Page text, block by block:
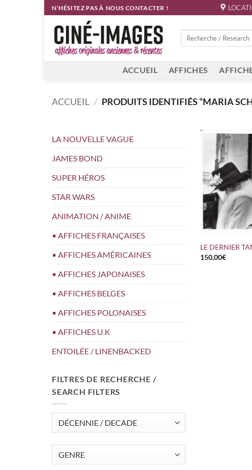
Passer
au
contenu
N'HÉSITEZ PAS À NOUS CONTACTER !
Recherche
ACCUEIL AFFICHES
ACCUEIL / PRODUITS IDENTIFIÉS “MARIA
LA NOUVELLE VAGUE
JAMES BOND
SUPER HÉROS
STAR WARS
ANIMATION / ANIME
• AFFICHES FRANÇAISES
• AFFICHES AMÉRICAINES
• AFFICHES JAPONAISES
• AFFICHES BELGES
• AFFICHES POLONAISES
• AFFICHES U.K
ENTOILÉE / LINENBACKED
FILTRES DE RECHERCHE /
SEARCH FILTERS
LE DERNIER
150,00€